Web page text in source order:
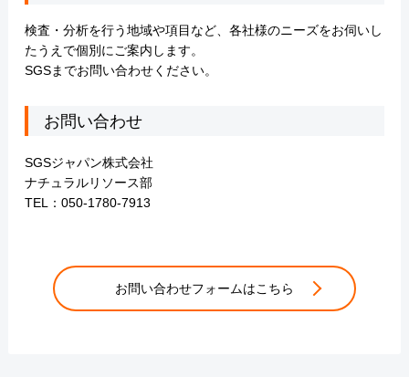
検査・分析を行う地域や項目など、各社様のニーズをお伺いし
たうえで個別にご案内します。
SGSまでお問い合わせください。
お問い合わせ
SGSジャパン株式会社
ナチュラルリソース部
TEL：050-1780-7913
お問い合わせフォームはこちら